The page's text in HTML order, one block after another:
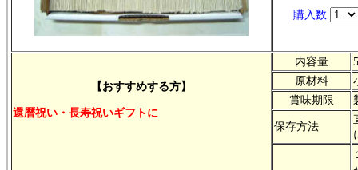
購入数
【おすすめする方】
還暦祝い・長寿祝いギフトに
内容量
原材料
賞味期限
保存方法